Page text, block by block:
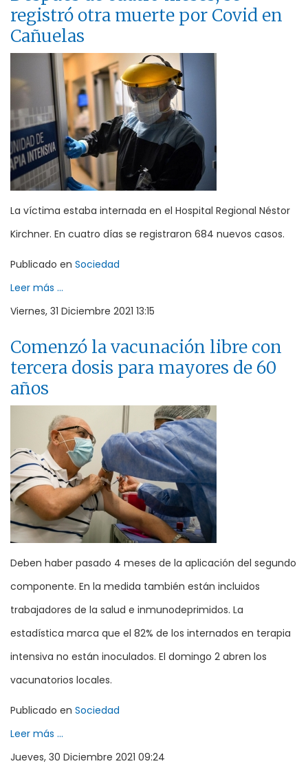
registró otra muerte por Covid en
Cañuelas
La víctima estaba internada en el Hospital Regional Néstor
Kirchner. En cuatro días se registraron 684 nuevos casos.
Publicado en Sociedad
Leer más ...
Viernes, 31 Diciembre 2021 13:15
Comenzó la vacunación libre con
tercera dosis para mayores de 60
años
Deben haber pasado 4 meses de la aplicación del segundo
componente. En la medida también están incluidos
trabajadores de la salud e inmunodeprimidos. La
estadística marca que el 82% de los internados en terapia
intensiva no están inoculados. El domingo 2 abren los
vacunatorios locales.
Publicado en Sociedad
Leer más ...
Jueves, 30 Diciembre 2021 09:24